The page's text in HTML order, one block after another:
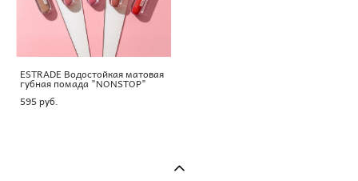
ESTRADE Водостойкая матовая
губная помада "NONSTOP"
595 pуб.